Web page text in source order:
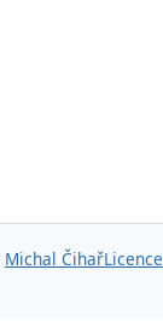
Michal ČihařLicence